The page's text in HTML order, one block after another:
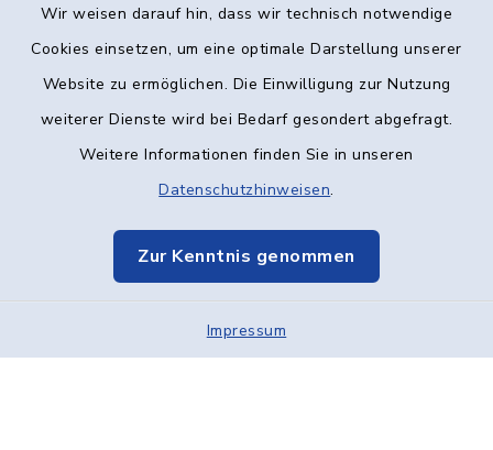
Wir weisen darauf hin, dass wir technisch notwendige
Cookies einsetzen, um eine optimale Darstellung unserer
Website zu ermöglichen. Die Einwilligung zur Nutzung
weiterer Dienste wird bei Bedarf gesondert abgefragt.
Weitere Informationen finden Sie in unseren
Datenschutzhinweisen.
Zur Kenntnis genommen
Impressum
Kontakt
Datenschutz
Elektronische Kommunikation
Sitemap